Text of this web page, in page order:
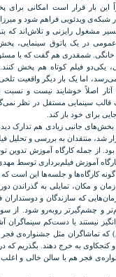
این بار قرار است امکانی برای
ویدئویی فراهم شود و
مشغول رایزنی و تلاش‌اند که
عمومی در یک پاتوق سینمایی،
خانگی. شمقدری هم گفت که با
یکی‌دو فیلم کوتاه هم پخش
اما یک بار دیگر واقعیت تلخی
آثار اصلاً خوشایند نیست و
قالب سینمایی مستقل در نظر
برای خود باز کند.
جانبی زیادی هم تدارک
شد، منتقدان به بررسی و تحلیل
بود. از جمله کارگاه آموزش تدوین
آموزش فیلم‌برداری توسط
کارگاه‌ها و جلسه‌ها این است
زمان و مکان، تمایلی به گذراندن
که سازندگان و
و چشم‌گیرتر روبه‌رو شود. از
نیستند یا دست‌کم
که تماشاگران مثل جشنواره‌ی
و کنجکاوی به خرج دهند. بگذریم
فجر هم با سالن خالی و